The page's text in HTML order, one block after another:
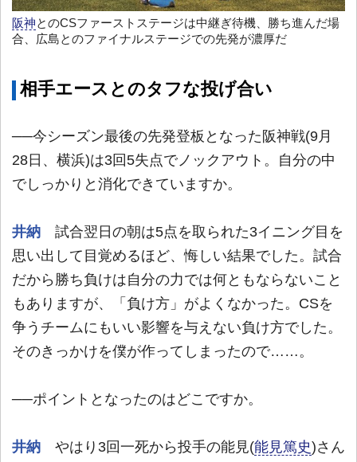
阪神とのCSファーストステージは中継ぎ待機、勝ち進んだ場
合、広島とのファイナルステージでの先発が濃厚だ
相手エースとのタフな投げ合い
──今シーズン最後の先発登板となった阪神戦(9月
28日、横浜)は3回5失点でノックアウト。自分の中
でしっかりと消化できていますか。
井納 試合翌日の朝は5点を取られた3イニング目を
思い出して目覚めるほど、悔しい結果でした。試合
だから勝ち負けは自分の力では何ともならないこと
もありますが、「負け方」がよくなかった。CSを
争うチームにもいい影響を与えない負け方でした。
そのきっかけを僕が作ってしまったので……。
──ポイントとなったのはどこですか。
井納 やはり3回一死から投手の能見(能見篤史)さん